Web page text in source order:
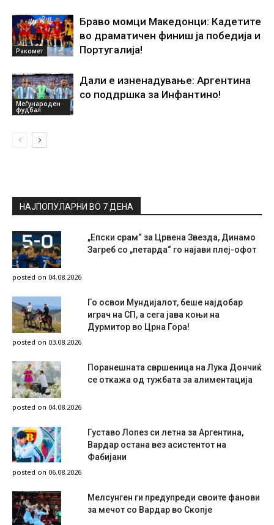
Ракомет
Браво момци Македонци: Кадетите
во драматичен финиш ја победија и
Португалија!
Меѓународен
фудбал
Дали е изненадување: Аргентина
со поддршка за Инфантино!
НАЈПОПУЛАРНИ ВО 7 ДЕНА
„Епски срам“ за Црвена Звезда, Динамо
Загреб со „петарда“ го најави плеј-офот
posted on 04.08.2026
Го освои Мундијалот, беше најдобар
играч на СП, а сега јава коњи на
Дурмитор во Црна Гора!
posted on 03.08.2026
Поранешната свршеница на Лука Дончиќ
се откажа од тужбата за алиментација
posted on 04.08.2026
Густаво Лопез си летна за Аргентина,
Вардар остана вез асистентот на
Фабијани
posted on 06.08.2026
Мелсунген ги предупреди своите фанови
за мечот со Вардар во Скопје